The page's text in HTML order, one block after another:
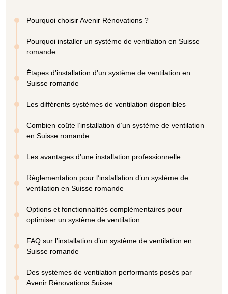
Pourquoi choisir Avenir Rénovations ?
Pourquoi installer un système de ventilation en Suisse
romande
Étapes d’installation d’un système de ventilation en
Suisse romande
Les différents systèmes de ventilation disponibles
Combien coûte l’installation d’un système de ventilation
en Suisse romande
Les avantages d’une installation professionnelle
Réglementation pour l’installation d’un système de
ventilation en Suisse romande
Options et fonctionnalités complémentaires pour
optimiser un système de ventilation
FAQ sur l’installation d’un système de ventilation en
Suisse romande
Des systèmes de ventilation performants posés par
Avenir Rénovations Suisse